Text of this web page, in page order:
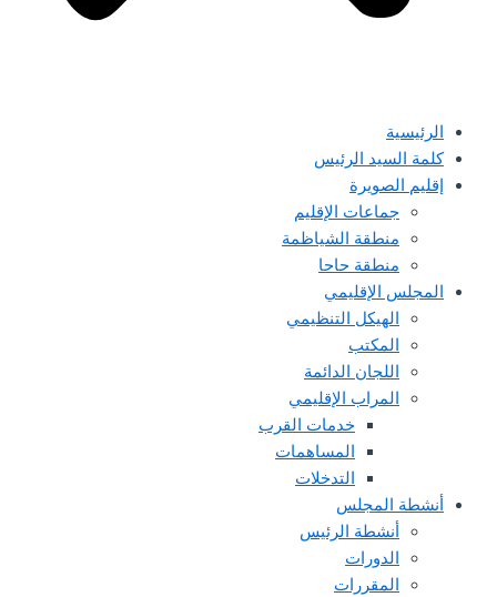
الرئيسية
كلمة السيد الرئيس
إقليم الصويرة
جماعات الإقليم
منطقة الشياظمة
منطقة حاحا
المجلس الإقليمي
الهيكل التنظيمي
المكتب
اللجان الدائمة
المراب الإقليمي
خدمات القرب
المساهمات
التدخلات
أنشطة المجلس
أنشطة الرئيس
الدورات
المقررات